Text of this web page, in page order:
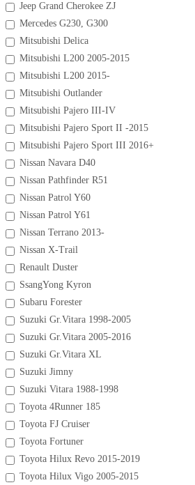
Jeep Grand Cherokee ZJ
Mercedes G230, G300
Mitsubishi Delica
Mitsubishi L200 2005-2015
Mitsubishi L200 2015-
Mitsubishi Outlander
Mitsubishi Pajero III-IV
Mitsubishi Pajero Sport II -2015
Mitsubishi Pajero Sport III 2016+
Nissan Navara D40
Nissan Pathfinder R51
Nissan Patrol Y60
Nissan Patrol Y61
Nissan Terrano 2013-
Nissan X-Trail
Renault Duster
SsangYong Kyron
Subaru Forester
Suzuki Gr.Vitara 1998-2005
Suzuki Gr.Vitara 2005-2016
Suzuki Gr.Vitara XL
Suzuki Jimny
Suzuki Vitara 1988-1998
Toyota 4Runner 185
Toyota FJ Cruiser
Toyota Fortuner
Toyota Hilux Revo 2015-2019
Toyota Hilux Vigo 2005-2015